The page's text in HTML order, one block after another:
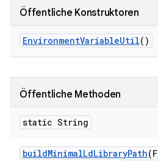
Öffentliche Konstruktoren
EnvironmentVariableUtil()
Öffentliche Methoden
static String
buildMinimalLdLibraryPath